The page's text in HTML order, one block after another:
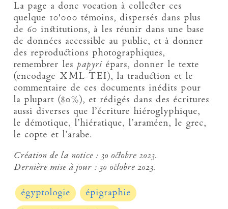
La page a donc vocation à collecter ces
quelque 10'000 témoins, dispersés dans plus
de 60 institutions, à les réunir dans une base
de données accessible au public, et à donner
des reproductions photographiques,
remembrer les papyriépars, donner le texte
(encodage XML-TEI), la traduction et le
commentaire de ces documents inédits pour
la plupart (80%), et rédigés dans des écritures
aussi diverses que l’écriture hiéroglyphique,
le démotique, l’hiératique, l’araméen, le grec,
le copte et l’arabe.
Création de la notice : 30 octobre 2023.
Dernière mise à jour : 30 octobre 2023.
égyptologie
épigraphie